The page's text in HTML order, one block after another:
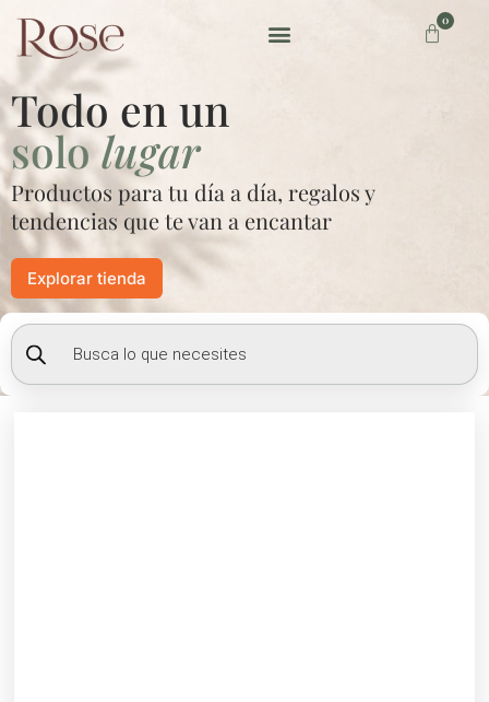
contenido
0
Carrito
Todo en un
sololugar
Productos para tu día a día, regalos y
tendencias que te van a encantar
Explorar tienda
Búsqueda
de
productos